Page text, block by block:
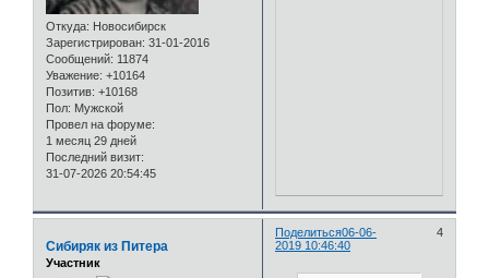
Откуда: Новосибирск
Зарегистрирован: 31-01-2016
Сообщений: 11874
Уважение: +10164
Позитив: +10168
Пол: Мужской
Провел на форуме:
1 месяц 29 дней
Последний визит:
31-07-2026 20:54:45
Поделиться 4
06-06-
2019 10:46:40
Сибиряк из Питера
Участник